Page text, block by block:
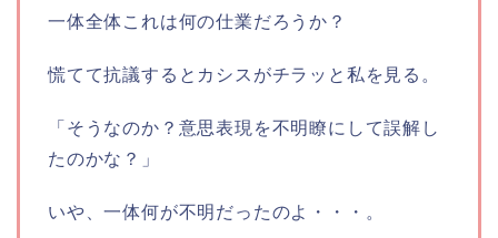
一体全体これは何の仕業だろうか？
慌てて抗議するとカシスがチラッと私を見る。
「そうなのか？意思表現を不明瞭にして誤解し
たのかな？」
いや、一体何が不明だったのよ・・・。